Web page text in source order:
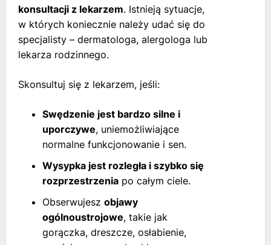
konsultacji z lekarzem. Istnieją sytuacje,
w których koniecznie należy udać się do
specjalisty – dermatologa, alergologa lub
lekarza rodzinnego.
Skonsultuj się z lekarzem, jeśli:
Swędzenie jest bardzo silne i
uporczywe, uniemożliwiające
normalne funkcjonowanie i sen.
Wysypka jest rozległa i szybko się
rozprzestrzenia po całym ciele.
Obserwujesz objawy
ogólnoustrojowe, takie jak
gorączka, dreszcze, osłabienie,